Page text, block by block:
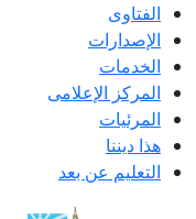
الفتاوى
الإصدارات
الخدمات
المركز الإعلامى
المرئيات
هذا ديننا
التعليم عن بعد